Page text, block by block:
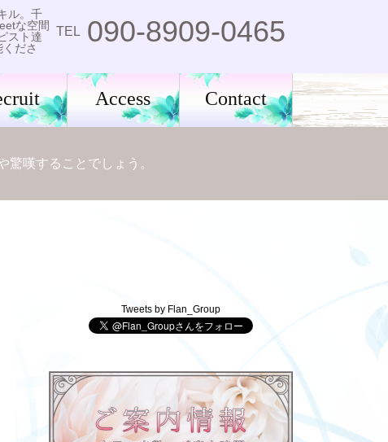
ル。千
な空間
スト達
ださ
TEL 090-8909-0465
Access Contact
嘆することでしょう。
Tweets by Flan_Group